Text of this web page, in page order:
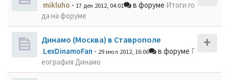
mikluho - 17 дек 2012, 04:01 в форуме Итоги го
да на форуме
Динамо (Москва) в Ставрополе
LexDinamoFan - 29 июл 2012, 16:06 в форуме Г
еография Динамо